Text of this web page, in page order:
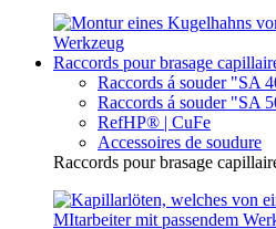
Raccords pour brasage
Raccords á souder "SA
Raccords á souder "SA
RefHP® | CuFe
Accessoires de soudure
Raccords pour brasage